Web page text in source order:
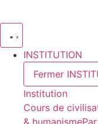
INSTITUTION
Fermer
Institution
Cours de